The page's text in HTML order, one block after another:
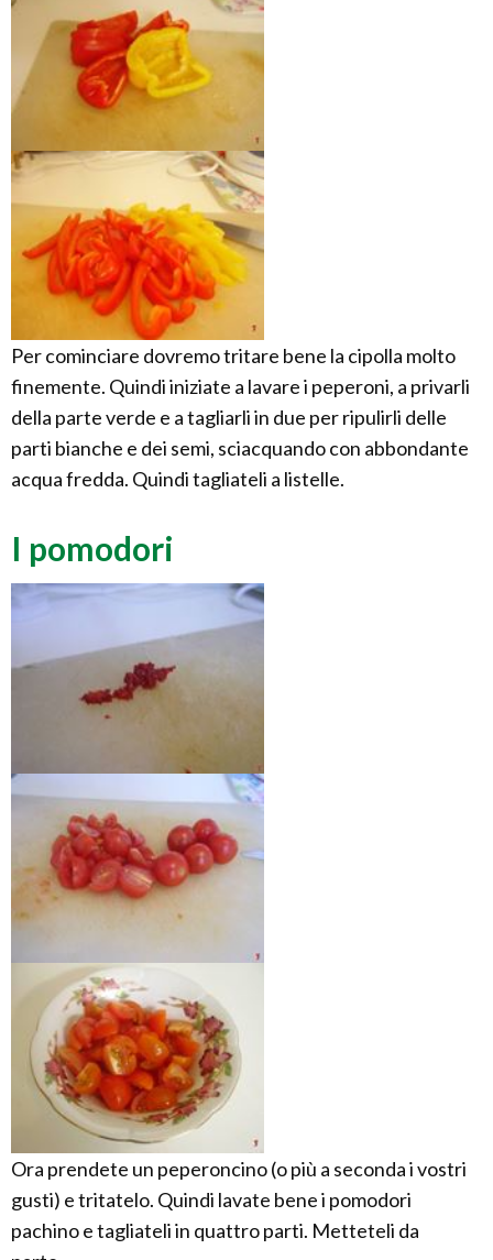
Per cominciare dovremo tritare bene la cipolla molto
finemente. Quindi iniziate a lavare i peperoni, a privarli
della parte verde e a tagliarli in due per ripulirli delle
parti bianche e dei semi, sciacquando con abbondante
acqua fredda. Quindi tagliateli a listelle.
I pomodori
Ora prendete un peperoncino (o più a seconda i vostri
gusti) e tritatelo. Quindi lavate bene i pomodori
pachino e tagliateli in quattro parti. Metteteli da